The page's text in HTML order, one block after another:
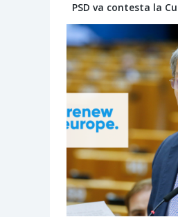
PSD va contesta la